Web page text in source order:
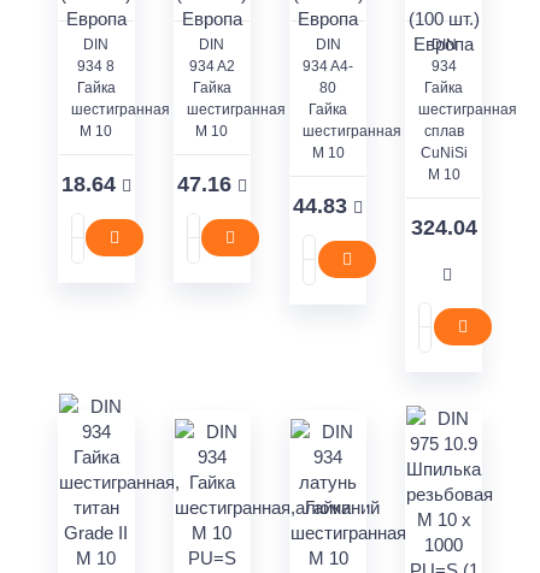
DIN
934 8
Гайка
шестигранная
M 10
18.64
DIN
934 A2
Гайка
шестигранная
M 10
47.16
DIN
934 A4-
80
Гайка
шестигранная
M 10
44.83
DIN
934
Гайка
шестигранная
сплав
CuNiSi
M 10
324.04